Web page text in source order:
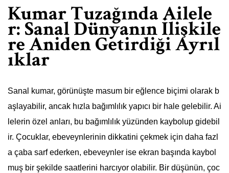
Kumar Tuzağında Ailele
r: Sanal Dünyanın İlişkile
re Aniden Getirdiği Ayrıl
ıklar
Sanal kumar, görünüşte masum bir eğlence biçimi olarak b
aşlayabilir, ancak hızla bağımlılık yapıcı bir hale gelebilir. Ai
lelerin özel anları, bu bağımlılık yüzünden kaybolup gidebil
ir. Çocuklar, ebeveynlerinin dikkatini çekmek için daha fazl
a çaba sarf ederken, ebeveynler ise ekran başında kaybol
muş bir şekilde saatlerini harcıyor olabilir. Bir düşünün, çoc